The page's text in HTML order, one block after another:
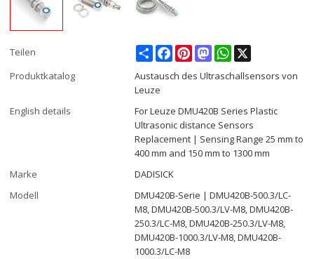
Teilen ShareFacebookPinterestMastodonWhatsApp
Produktkatalog
Austausch des Ultraschallsensors von
Leuze
English details
For Leuze DMU420B Series Plastic
Ultrasonic distance Sensors
Replacement | Sensing Range 25 mm to
400 mm and 150 mm to 1300 mm
Marke
DADISICK
Modell
DMU420B-Serie | DMU420B-500.3/LC-
M8, DMU420B-500.3/LV-M8, DMU420B-
250.3/LC-M8, DMU420B-250.3/LV-M8,
DMU420B-1000.3/LV-M8, DMU420B-
1000.3/LC-M8